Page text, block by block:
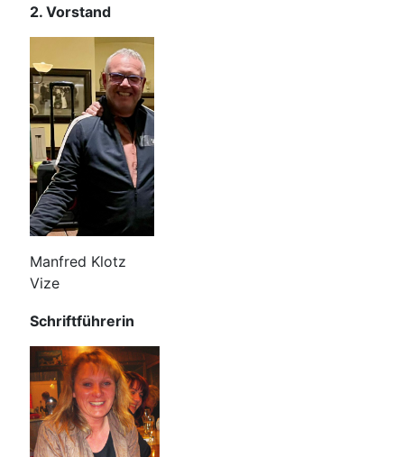
2. Vorstand
Manfred Klotz
Vize
Schriftführerin